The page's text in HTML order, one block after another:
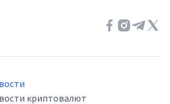
криптовалют